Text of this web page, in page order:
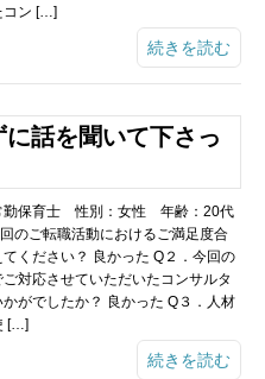
コン […]
続きを読む
話を聞いて下さっ
勤保育士 性別：女性 年齢：20代
のご転職活動におけるご満足度合
てください？ 良かった Q２．今回の
ご対応させていただいたコンサルタ
かがでしたか？ 良かった Q３．人材
[…]
続きを読む